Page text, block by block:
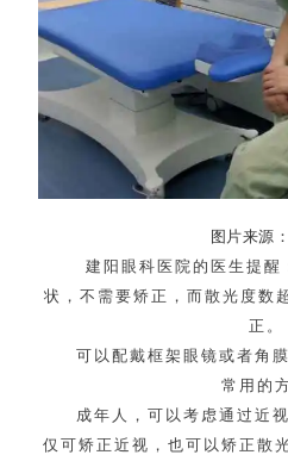
图片来源
建阳眼科医院的医生提醒
状，不需要矫正，而散光度数
正。
可以配戴框架眼镜或者角
常用的
成年人，可以考虑通过近
仅可矫正近视，也可以矫正散